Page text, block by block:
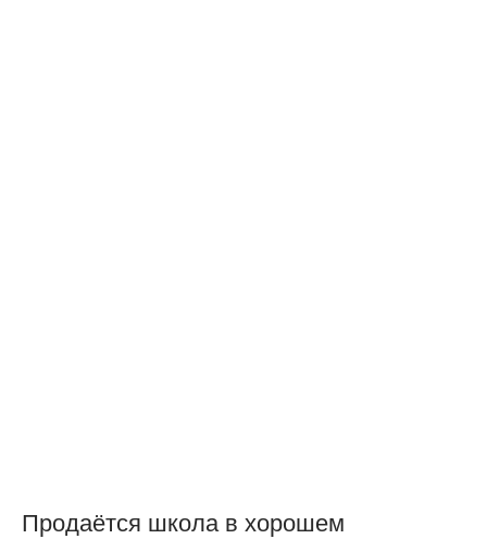
Продаётся школа в хорошем